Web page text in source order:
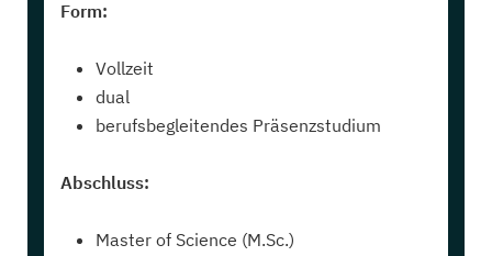
Form:
Vollzeit
dual
berufsbegleitendes Präsenzstudium
Abschluss:
Master of Science (M.Sc.)